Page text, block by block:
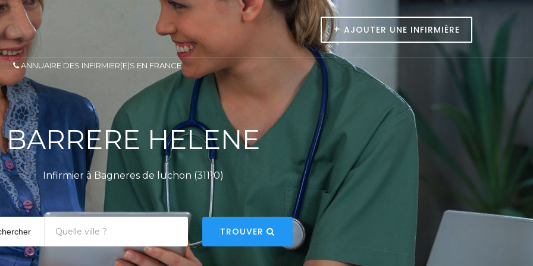
+ AJOUTER UNE INFIRMIÈRE
ANNUAIRE DES INFIRMIER(E)S EN FRANCE
BARRERE HELENE
Infirmier à Bagneres de luchon (31110)
TROUVER